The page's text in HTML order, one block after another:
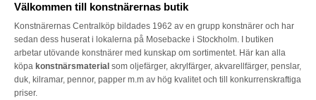
Välkommen till konstnärernas butik
Konstnärernas Centralköp bildades 1962 av en grupp konstnärer och har
sedan dess huserat i lokalerna på Mosebacke i Stockholm. I butiken
arbetar utövande konstnärer med kunskap om sortimentet. Här kan alla
köpa konstnärsmaterial som oljefärger, akrylfärger, akvarellfärger, penslar,
duk, kilramar, pennor, papper m.m av hög kvalitet och till konkurrenskraftiga
priser.